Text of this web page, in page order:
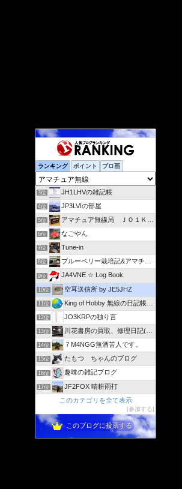
ランキング ポイント ブロ画
3位 JH1LHVの雑記帳
4位 JP3LVIの部屋
5位 アマチュア無線局 ＪＯ１ＫＶＳ
6位 なごやん
7位 Tune-in
8位 ブルーベリー栽培記&アマチュア無線(JA4IZL)活動記録
9位 JA4VNE ☆ Log Book
10位 空耳送信所 by JE5JHZ
11位 King of Hobby 無線の日記帳 from 広島
12位 JO3KRPの独り言
13位 川花書房の買取、修理日記(JA2FJG)
14位 ７M4NGG無酒苦人です。
15位 たもつ ちゃんのブログ
16位 趣味の雑記ブログ
17位
JF2FOX 晴耕雨打
このカテゴリを全て表示
参加する
このブログに投票する